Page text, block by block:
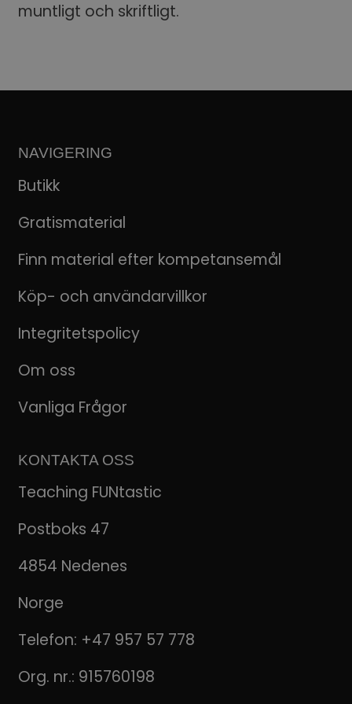
muntligt och skriftligt.
NAVIGERING
Butikk
Gratismaterial
Finn material efter kompetansemål
Köp- och användarvillkor
Integritetspolicy
Om oss
Vanliga Frågor
KONTAKTA OSS
Teaching FUNtastic
Postboks 47
4854 Nedenes
Norge
Telefon: +47 957 57 778
Org. nr.: 915760198